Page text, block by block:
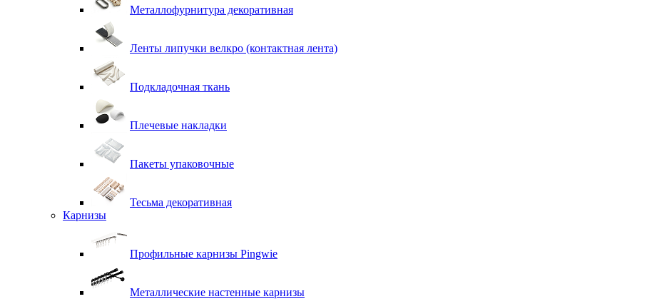
Металлофурнитура декоративная
Ленты липучки велкро (контактная лента)
Подкладочная ткань
Плечевые накладки
Пакеты упаковочные
Тесьма декоративная
Карнизы
Профильные карнизы Pingwie
Металлические настенные карнизы